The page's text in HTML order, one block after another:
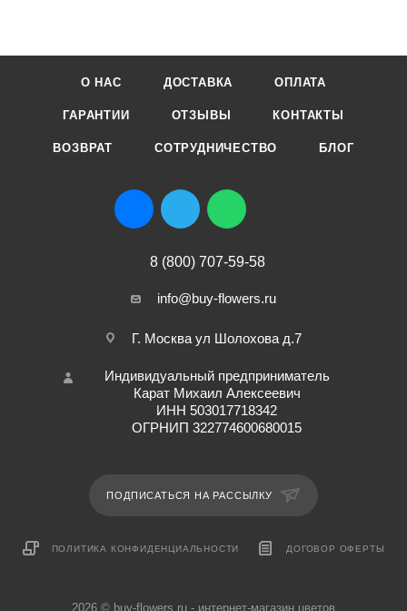
О НАС ДОСТАВКА ОПЛАТА
ГАРАНТИИ ОТЗЫВЫ КОНТАКТЫ
ВОЗВРАТ СОТРУДНИЧЕСТВО БЛОГ
8 (800) 707-59-58
info@buy-flowers.ru
Г. Москва ул Шолохова д.7
Индивидуальный предприниматель
Карат Михаил Алексеевич
ИНН 503017718342
ОГРНИП 322774600680015
ПОДПИСАТЬСЯ НА РАССЫЛКУ
ПОЛИТИКА КОНФИДЕНЦИАЛЬНОСТИ ДОГОВОР ОФЕРТЫ
2026 © buy-flowers.ru - интернет-магазин цветов